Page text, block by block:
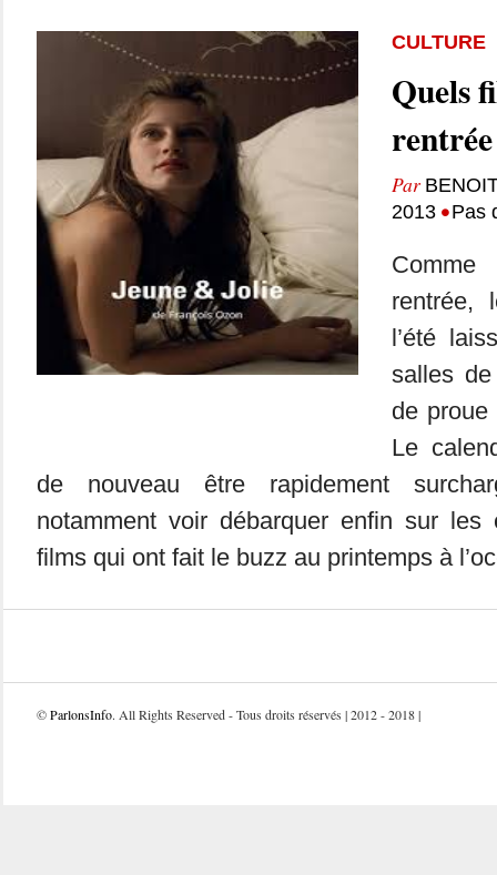
CULTURE
Quels
Par
2013 •Pas
rentrée,
l’été
salles
de proue
Le
de nouveau être rapidement
notamment voir débarquer enfin sur les
films qui ont fait le buzz au printemps à
©ParlonsInfo. All Rights Reserved - Tous droits réservés | 2012 - 2018 |